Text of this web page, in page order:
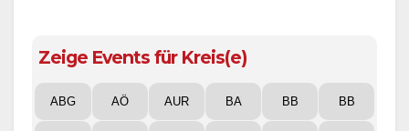
Zeige Events für Kreis(e)
ABG AÖ AUR BA BB BB